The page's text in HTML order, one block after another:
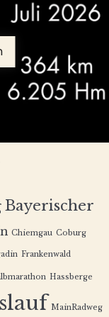
Bayerischer
Chiemgau Coburg
Frankenwald
Hassberge
MainRadweg